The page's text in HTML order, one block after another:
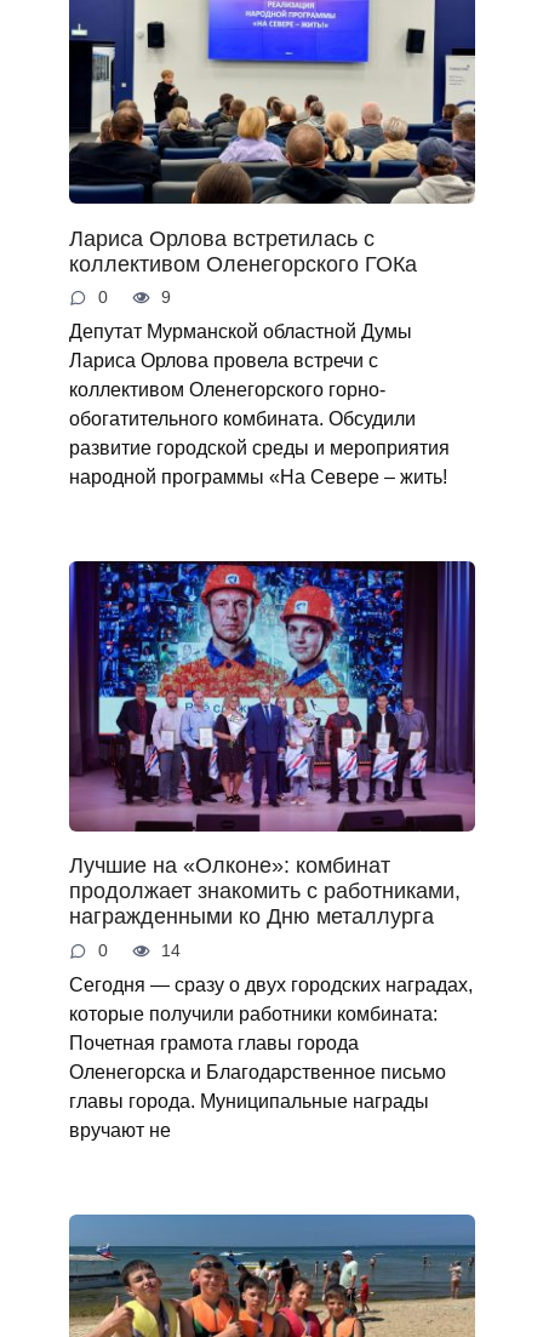
Лариса Орлова встретилась с
коллективом Оленегорского ГОКа
0 9
Депутат Мурманской областной Думы
Лариса Орлова провела встречи с
коллективом Оленегорского горно-
обогатительного комбината. Обсудили
развитие городской среды и мероприятия
народной программы «На Севере – жить!
Лучшие на «Олконе»: комбинат
продолжает знакомить с работниками,
награжденными ко Дню металлурга
0 14
Сегодня — сразу о двух городских наградах,
которые получили работники комбината:
Почетная грамота главы города
Оленегорска и Благодарственное письмо
главы города. Муниципальные награды
вручают не